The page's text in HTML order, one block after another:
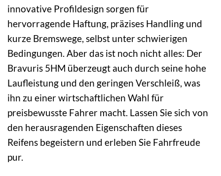
innovative Profildesign sorgen für
hervorragende Haftung, präzises Handling und
kurze Bremswege, selbst unter schwierigen
Bedingungen. Aber das ist noch nicht alles: Der
Bravuris 5HM überzeugt auch durch seine hohe
Laufleistung und den geringen Verschleiß, was
ihn zu einer wirtschaftlichen Wahl für
preisbewusste Fahrer macht. Lassen Sie sich von
den herausragenden Eigenschaften dieses
Reifens begeistern und erleben Sie Fahrfreude
pur.